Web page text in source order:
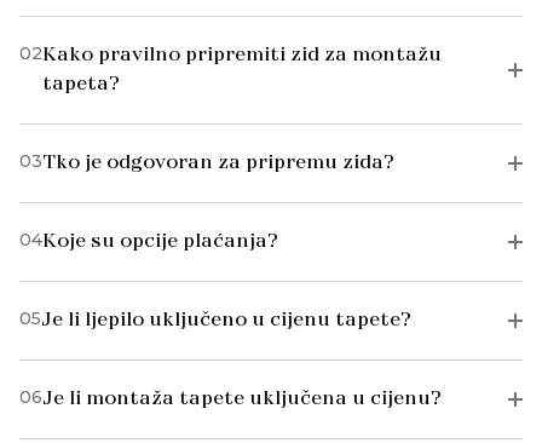
02Kako pravilno pripremiti zid za montažu
tapeta?
03Tko je odgovoran za pripremu zida?
04Koje su opcije plaćanja?
05Je li ljepilo uključeno u cijenu tapete?
06Je li montaža tapete uključena u cijenu?